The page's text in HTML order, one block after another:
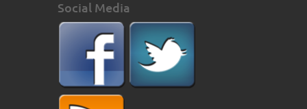
Social Media